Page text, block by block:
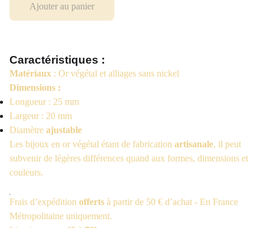
Ajouter au panier
Caractéristiques :
Matériaux : Or végétal et alliages sans nickel
Dimensions :
Longueur : 25 mm
Largeur : 20 mm
Diamètre ajustable
Les bijoux en or végétal étant de fabrication artisanale, il peut
subvenir de légères différences quand aux formes, dimensions et
couleurs.
Frais d’expédition offerts à partir de 50 € d’achat - En France
Métropolitaine uniquement.